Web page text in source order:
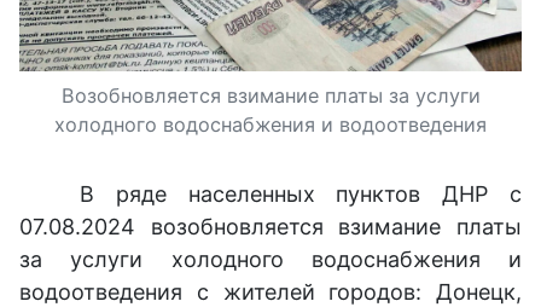
Возобновляется взимание платы за услуги
холодного водоснабжения и водоотведения
В ряде населенных пунктов ДНР с
07.08.2024 возобновляется взимание платы
за услуги холодного водоснабжения и
водоотведения с жителей городов: Донецк,